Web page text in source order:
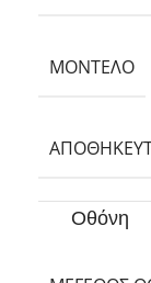
ΜΟΝΤΈΛΟ
Οθόνη